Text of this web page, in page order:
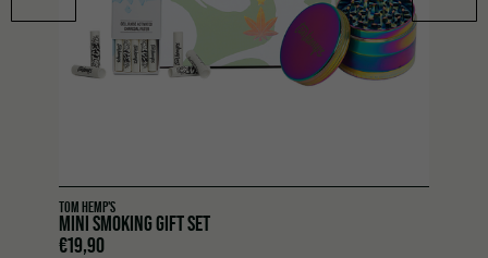
TOM HEMP'S
MINI SMOKING GIFT SET
€19,90